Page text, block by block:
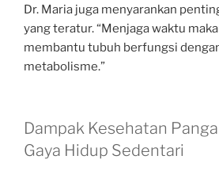
Dr. Maria juga menyarankan
yang teratur. “Menjaga waktu
membantu tubuh berfungsi
metabolisme.”
Dampak Kesehatan
Gaya Hidup Sedentari